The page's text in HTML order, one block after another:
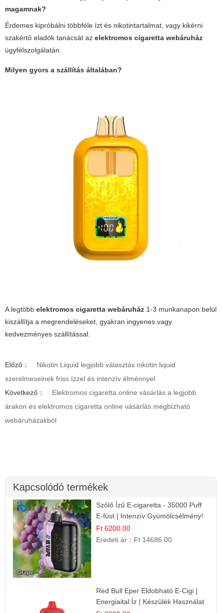
magamnak?
Érdemes kipróbálni többféle ízt és nikotintartalmat, vagy kikérni
szakértő eladók tanácsát az elektromos cigaretta webáruház
ügyfélszolgálatán.
Milyen gyors a szállítás általában?
A legtöbb elektromos cigaretta webáruház 1-3 munkanapon belül
kiszállítja a megrendeléseket, gyakran ingyenes vagy
kedvezményes szállítással.
Előző：
Nikotin Liquid legjobb választás nikotin liquid
szerelmeseinek friss ízzel és intenzív élménnyel
Következő：
Elektromos cigaretta online vásárlás a legjobb
árakon és elektromos cigaretta online vásárlás megbízható
webáruházakból
Kapcsolódó termékek
Szőlő Ízű E-cigaretta - 35000 Puff
E-füst | Intenzív Gyümölcsélmény!
Ft 6200.00
Eredeti ár： Ft 14686.00
Red Bull Eper Eldobható E-Cigi |
Energiaital Íz | Készülék Használat